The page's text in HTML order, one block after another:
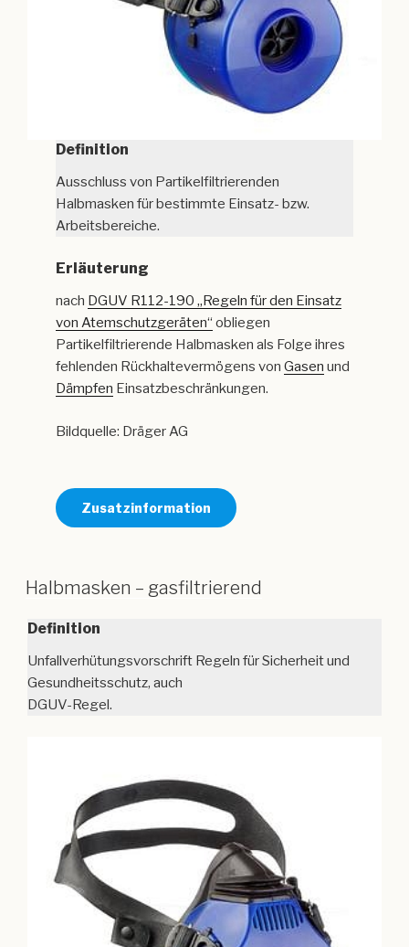
Definition
Ausschluss von Partikelfiltrierenden
Halbmasken für bestimmte Einsatz- bzw.
Arbeitsbereiche.
Erläuterung
nach DGUV R112-190 „Regeln für den Einsatz
von Atemschutzgeräten“ obliegen
Partikelfiltrierende Halbmasken als Folge ihres
fehlenden Rückhaltevermögens vonGasen und
Dämpfen Einsatzbeschränkungen.
Bildquelle: Dräger AG
Zusatzinformation
Halbmasken – gasfiltrierend
Definition
Unfallverhütungsvorschrift Regeln für Sicherheit und
Gesundheitsschutz, auch
DGUV-Regel.